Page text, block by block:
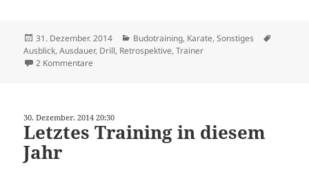
Veröffentlicht
am
31. Dezember. 2014 Kategorien
Budotraining, Karate,Sonstiges
Ausblick,Ausdauer, Drill, Retrospektive,Trainer
2 Kommentare
30. Dezember. 2014 20:30
Letztes Training in diesem
Jahr